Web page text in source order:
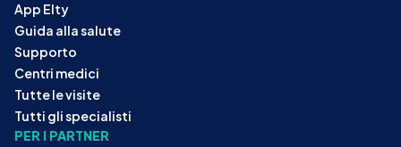
App Elty
Guida alla salute
Supporto
Centri medici
Tutte le visite
Tutti gli specialisti
PER I PARTNER